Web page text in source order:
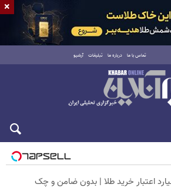
تماس با ما درباره ما تبلیغات آرشیو
مرداد ۱۴۰۵
×